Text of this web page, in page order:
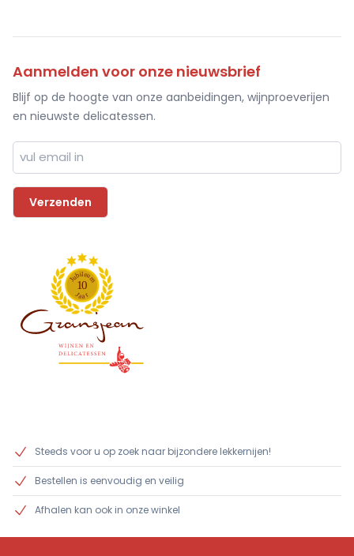
Aanmelden voor onze nieuwsbrief
Blijf op de hoogte van onze aanbeidingen, wijnproeverijen
en nieuwste delicatessen.
J
ubileum
10
Jaar
Steeds voor u op zoek naar bijzondere lekkernijen!
Bestellen is eenvoudig en veilig
Afhalen kan ook in onze winkel